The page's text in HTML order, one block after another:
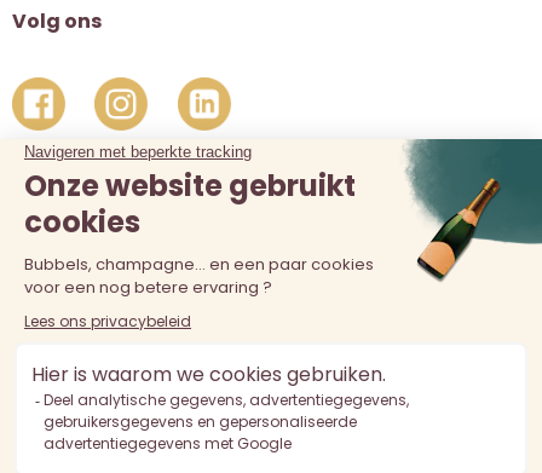
Volg ons
De verkoop van alcohol aan personen jonger dan 18 jaar is
verboden. Alcoholmisbruik is schadelijk voor de gezondheid.